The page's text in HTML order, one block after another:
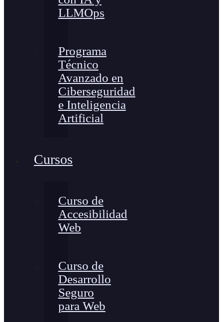
LLMOps
Programa
Técnico
Avanzado en
Ciberseguridad
e Inteligencia
Artificial
Cursos
Curso de
Accesibilidad
Web
Curso de
Desarrollo
Seguro
para Web